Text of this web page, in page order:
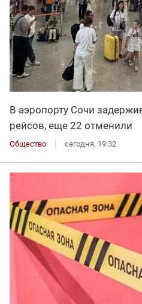
В аэропорту Сочи
рейсов, еще 22 отменили
Общество сегодня, 19:32